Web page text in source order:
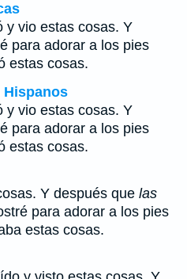
y vio estas cosas. Y
para adorar a los pies
estas cosas.
Hispanos
y vio estas cosas. Y
para adorar a los pies
estas cosas.
Y después que las
para adorar a los pies
estas cosas.